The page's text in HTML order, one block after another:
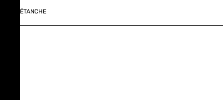
ÉTANCHE